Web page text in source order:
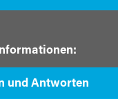
und Antworten